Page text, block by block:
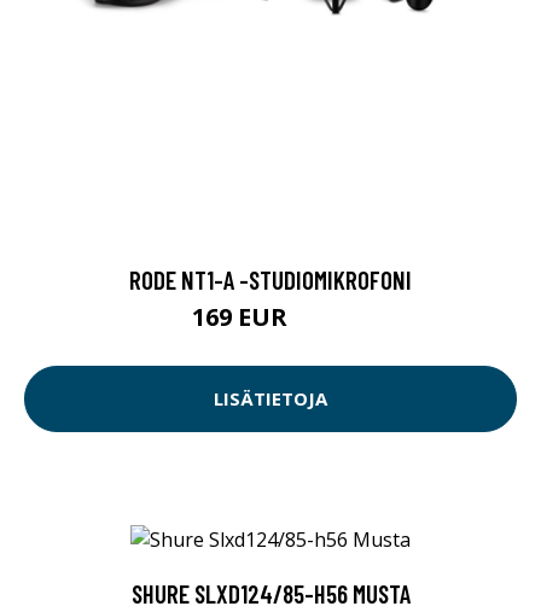
RODE NT1-A -STUDIOMIKROFONI
169 EUR
LISÄTIETOJA
SHURE SLXD124/85-H56 MUSTA